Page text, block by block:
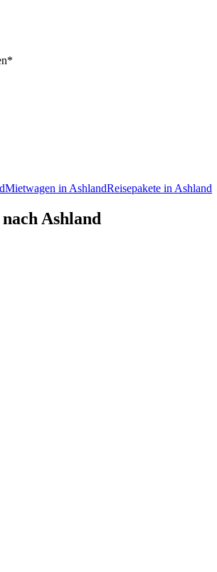
Mietwagen in AshlandReisepakete in Ashland
Ashland